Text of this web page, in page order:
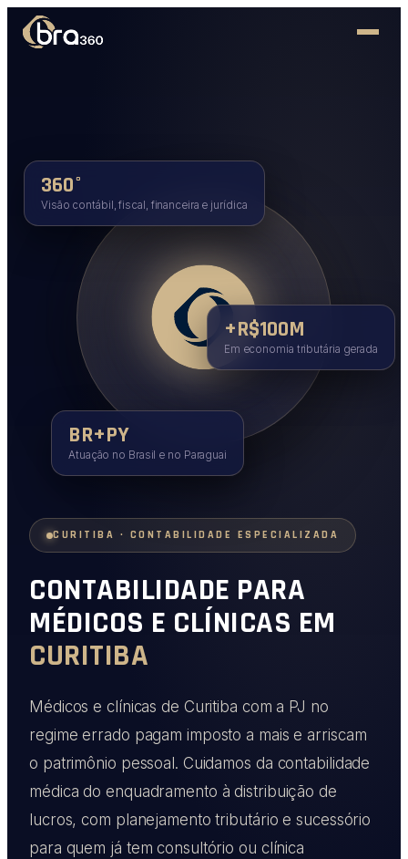
CURITIBA · CONTABILIDADE ESPECIALIZADA
CONTABILIDADE PARA
MÉDICOS E CLÍNICAS EM
CURITIBA
Médicos e clínicas de Curitiba com a PJ no
regime errado pagam imposto a mais e arriscam
o patrimônio pessoal. Cuidamos da contabilidade
médica do enquadramento à distribuição de
lucros, com planejamento tributário e sucessório
para quem já tem consultório ou clínica
360°
Visão contábil, fiscal, financeira e jurídica
+R$100M
Em economia tributária gerada
BR+PY
Atuação no Brasil e no Paraguai